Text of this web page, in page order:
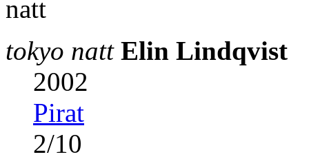
tokyo natt Elin Lindqvist
2002
Pirat
2/10